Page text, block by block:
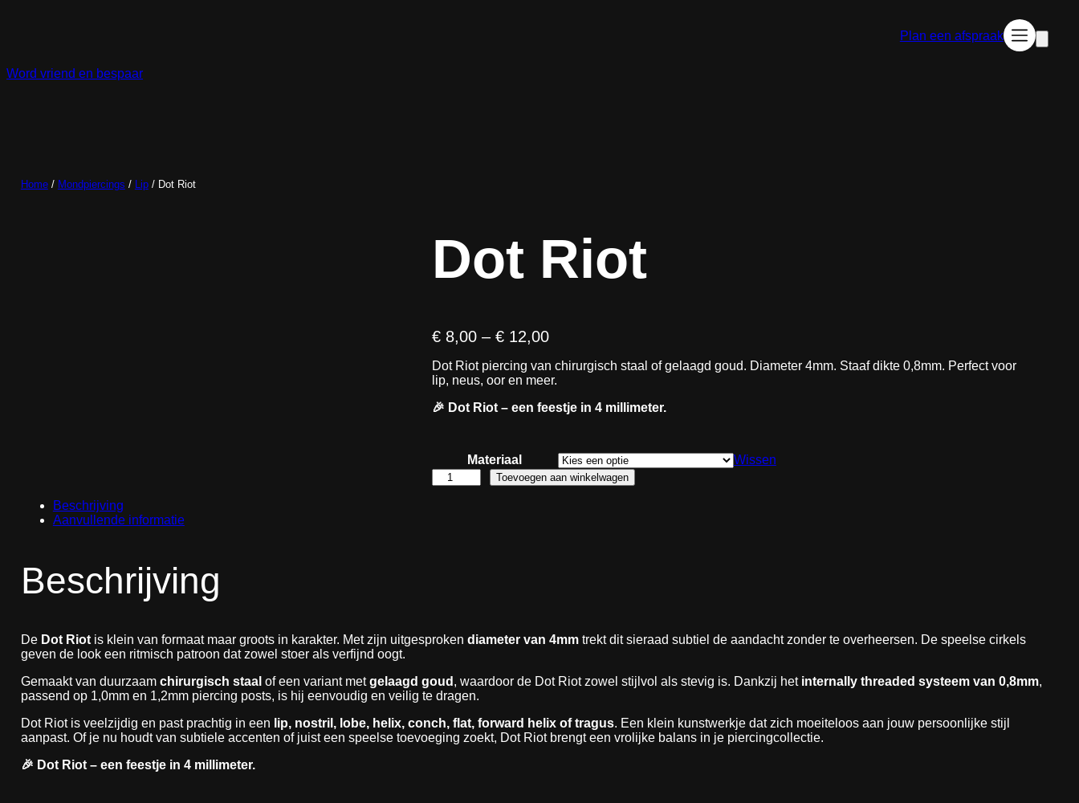
Plan een afspraak
Word vriend en bespaar
Home/ Mondpiercings / Lip/ Dot Riot
Dot Riot
€8,00 – €12,00P
i
s
a
s
0
0
o
€
Dot Riot piercing van chirurgisch staal of gelaagd goud. Diameter 4mm. Staaf dikte 0,8mm. Perfect voor
lip, neus, oor en meer.
🎉 Dot Riot – een feestje in 4 millimeter.
Materiaal
Wissen
o
a
l
Toevoegen aan winkelwagen
Beschrijving
Aanvullende informatie
Beschrijving
De Dot Riotis klein van formaat maar groots in karakter. Met zijn uitgesproken diameter van 4mmtrekt dit sieraad subtiel de aandacht zonder te overheersen. De speelse cirkels
geven de look een ritmisch patroon dat zowel stoer als verfijnd oogt.
Gemaakt van duurzaam chirurgisch staal of een variant metgelaagd goud , waardoor de Dot Riot zowel stijlvol als stevig is. Dankzij het internally threaded systeem van 0,8mm,
passend op 1,0mm en 1,2mm piercing posts, is hij eenvoudig en veilig te dragen.
Dot Riot is veelzijdig en past prachtig in een lip, nostril, lobe, helix, conch, flat, forward helix of tragus. Een klein kunstwerkje dat zich moeiteloos aan jouw persoonlijke stijl
aanpast. Of je nu houdt van subtiele accenten of juist een speelse toevoeging zoekt, Dot Riot brengt een vrolijke balans in je piercingcollectie.
🎉 Dot Riot – een feestje in 4 millimeter.